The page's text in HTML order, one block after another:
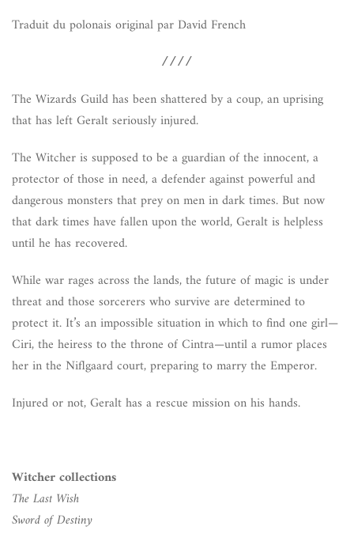
Traduit du polonais original par David French
////
The Wizards Guild has been shattered by a coup, an uprising
that has left Geralt seriously injured.
The Witcher is supposed to be a guardian of the innocent, a
protector of those in need, a defender against powerful and
dangerous monsters that prey on men in dark times. But now
that dark times have fallen upon the world, Geralt is helpless
until he has recovered.
While war rages across the lands, the future of magic is under
threat and those sorcerers who survive are determined to
protect it. It’s an impossible situation in which to find one girl—
Ciri, the heiress to the throne of Cintra—until a rumor places
her in the Niflgaard court, preparing to marry the Emperor.
Injured or not, Geralt has a rescue mission on his hands.
Witcher collections
The Last Wish
Sword of Destiny